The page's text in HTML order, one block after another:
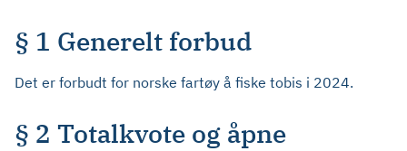
§ 1 Generelt forbud
Det er forbudt for norske fartøy å fiske tobis i 2024.
§ 2 Totalkvote og åpne